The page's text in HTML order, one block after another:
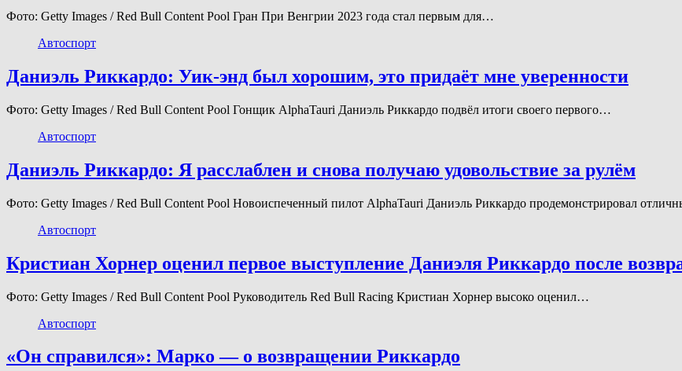
Фото: Getty Images / Red Bull Content Pool Гран При Венгрии 2023 года стал первым для…
Автоспорт
Даниэль Риккардо: Уик-энд был хорошим, это придаёт мне уверенности
Фото: Getty Images / Red Bull Content Pool Гонщик AlphaTauri Даниэль Риккардо подвёл итоги своего первого…
Автоспорт
Даниэль Риккардо: Я расслаблен и снова получаю удовольствие за рулём
Фото: Getty Images / Red Bull Content Pool Новоиспеченный пилот AlphaTauri Даниэль Риккардо продемонстрировал
Автоспорт
Кристиан Хорнер оценил первое выступление Даниэля Риккардо после
Фото: Getty Images / Red Bull Content Pool Руководитель Red Bull Racing Кристиан Хорнер высоко оценил…
Автоспорт
«Он справился»: Марко — о возвращении Риккардо